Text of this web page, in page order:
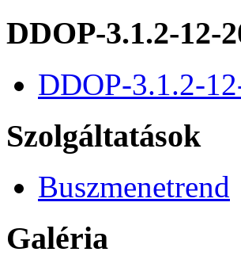
DDOP-3.1.2-12-
DDOP-3.1.2-
Szolgáltatások
Buszmenetrend
Galéria